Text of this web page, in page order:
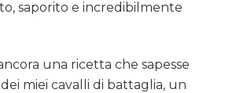
saporito e incredibilmente
una ricetta che sapesse
miei cavalli di battaglia, un